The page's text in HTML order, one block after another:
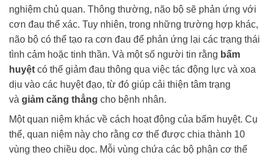
nghiệm chủ quan. Thông thường, não bộ sẽ phản ứng với
cơn đau thể xác. Tuy nhiên, trong những trường hợp khác,
não bộ có thể tạo ra cơn đau để phản ứng lại các trạng thái
tình cảm hoặc tinh thần. Và một số người tin rằng bấm
huyệt có thể giảm đau thông qua việc tác động lực và xoa
dịu vào các huyệt đạo, từ đó giúp cải thiện tâm trạng
và giảm căng thẳng cho bệnh nhân.
Một quan niệm khác về cách hoạt động của bấm huyệt. Cụ
thể, quan niệm này cho rằng cơ thể được chia thành 10
vùng theo chiều dọc. Mỗi vùng chứa các bộ phận cơ thể